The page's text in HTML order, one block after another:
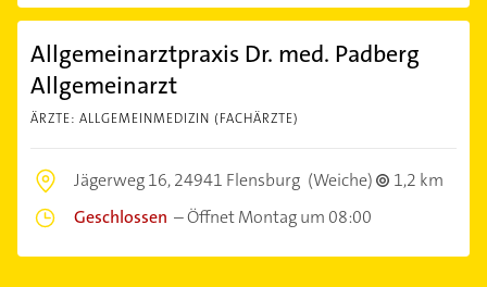
Allgemeinarztpraxis Dr. med. Padberg
Allgemeinarzt
ÄRZTE: ALLGEMEINMEDIZIN (FACHÄRZTE)
Jägerweg 16,24941 Flensburg (Weiche)
1,2 km
Geschlossen –Öffnet Montag um 08:00